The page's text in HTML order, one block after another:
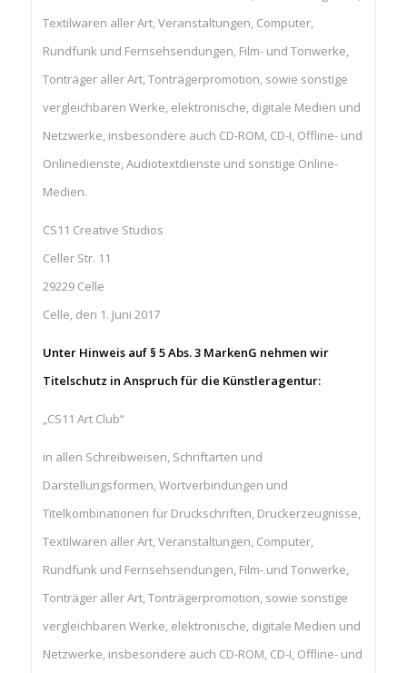
Textilwaren aller Art, Veranstaltungen, Computer,
Rundfunk und Fernsehsendungen, Film- und Tonwerke,
Tonträger aller Art, Tonträgerpromotion, sowie sonstige
vergleichbaren Werke, elektronische, digitale Medien und
Netzwerke, insbesondere auch CD-ROM, CD-I, Offline- und
Onlinedienste, Audiotextdienste und sonstige Online-
Medien.
CS11 Creative Studios
Celler Str. 11
29229 Celle
Celle, den 1. Juni 2017
Unter Hinweis auf § 5 Abs. 3 MarkenG nehmen wir
Titelschutz in Anspruch für die Künstleragentur:
„CS11 Art Club“
in allen Schreibweisen, Schriftarten und
Darstellungsformen, Wortverbindungen und
Titelkombinationen für Druckschriften, Druckerzeugnisse,
Textilwaren aller Art, Veranstaltungen, Computer,
Rundfunk und Fernsehsendungen, Film- und Tonwerke,
Tonträger aller Art, Tonträgerpromotion, sowie sonstige
vergleichbaren Werke, elektronische, digitale Medien und
Netzwerke, insbesondere auch CD-ROM, CD-I, Offline- und